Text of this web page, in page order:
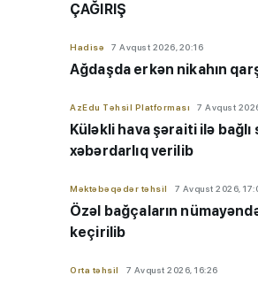
ÇAĞIRIŞ
Hadisə 7 Avqust 2026, 20:16
Ağdaşda erkən nikahın
AzEdu Təhsil Platforması 7 Avqust
Küləkli hava şəraiti ilə bağlı
xəbərdarlıq verilib
Məktəbəqədər təhsil 7 Avqust 2026,
Özəl bağçaların
keçirilib
Orta təhsil 7 Avqust 2026, 16:26